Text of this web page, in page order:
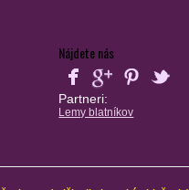
Nájdete nás
Partneri:
Lemy blatníkov